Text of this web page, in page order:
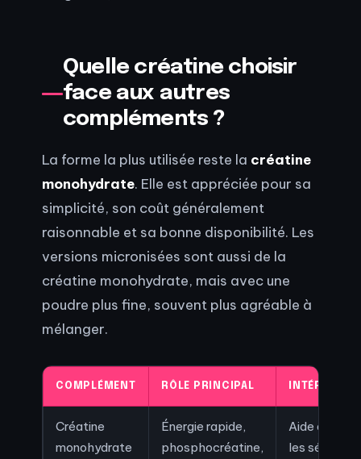
Quelle créatine choisir
face aux autres
compléments ?
La forme la plus utilisée reste la créatine
monohydrate. Elle est appréciée pour sa
simplicité, son coût généralement
raisonnable et sa bonne disponibilité. Les
versions micronisées sont aussi de la
créatine monohydrate, mais avec une
poudre plus fine, souvent plus agréable à
mélanger.
COMPLÉMENT RÔLE PRINCIPAL INTÉRÊT EN
Créatine
monohydrate
Énergie rapide,
phosphocréatine,
Aide à
les séries